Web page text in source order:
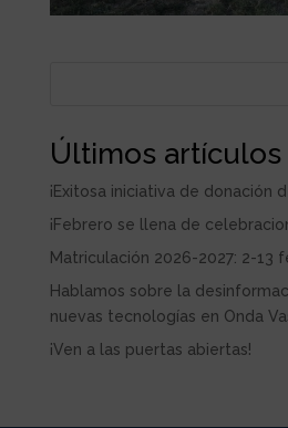
Últimos artículos
¡Exitosa iniciativa de donación
¡Febrero se llena de
Matriculación 2026-2027: 2-13
Hablamos sobre la
nuevas tecnologías en Onda
¡Ven a las puertas abiertas!